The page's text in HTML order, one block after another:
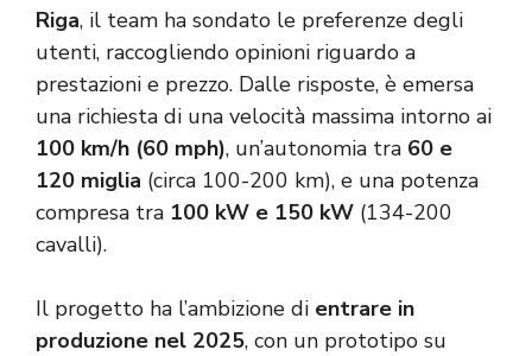
Riga, il team ha sondato le preferenze degli
utenti, raccogliendo opinioni riguardo a
prestazioni e prezzo. Dalle risposte, è emersa
una richiesta di una velocità massima intorno ai
100 km/h (60 mph), un’autonomia tra 60 e
120 miglia (circa 100-200 km), e una potenza
compresa tra 100 kW e 150 kW (134-200
cavalli).
Il progetto ha l’ambizione di entrare in
produzione nel 2025, con un prototipo su